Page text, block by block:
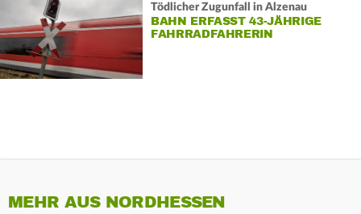
Tödlicher Zugunfall in Alzenau
BAHN ERFASST 43-JÄHRIGE
FAHRRADFAHRERIN
MEHR AUS NORDHESSEN